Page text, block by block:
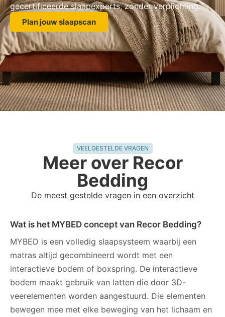
gecertificeerde slaapexperts, zonder verplichting.
Plan jouw slaapscan
VEELGESTELDE VRAGEN
Meer over Recor
Bedding
De meest gestelde vragen in een overzicht
Wat is het MYBED concept van Recor Bedding?
MYBED is een volledig slaapsysteem waarbij een
matras altijd gecombineerd wordt met een
interactieve bodem of boxspring. De interactieve
bodem maakt gebruik van latten die door 3D-
veerelementen worden aangestuurd. Die elementen
bewegen mee met elke beweging van het lichaam en